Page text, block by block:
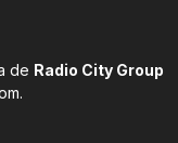
de Radio City Group
.